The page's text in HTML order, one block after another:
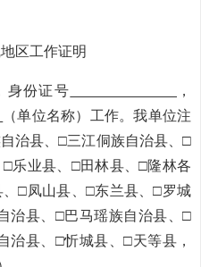
区工作证明
身份证号
，
（单位名称）工作。我单位注
治县、□三江侗族自治县、□
□乐业县、 □田林县、□隆林各
、□凤山县、 □东兰县、□罗城
治县、 □巴马瑶族自治县、□
治县、 □忻城县、□天等县，